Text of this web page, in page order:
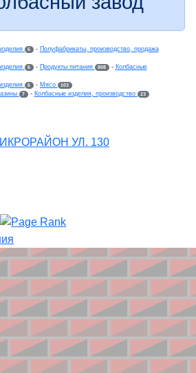
6 - Полуфабрикаты, производство, продажа
6 - Продукты питания 808 - Колбасные
6 - Мясо 103
7 - Колбасные изделия, производство 23
УЛ. 130